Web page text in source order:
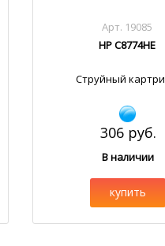
Арт. 19085
HP C8774HE
Струйный
306 руб.
В наличии
купить